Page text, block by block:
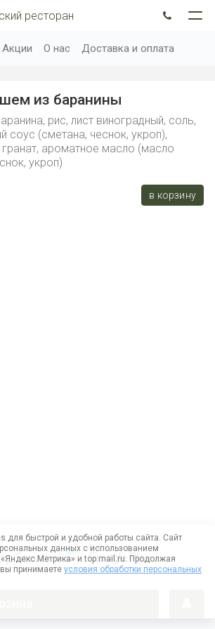
ресторан
О нас Доставка и оплата
из баранины
рис, лист виноградный, соль,
соус (сметана, чеснок, укроп),
ароматное масло (масло
укроп)
в корзину
для быстрой и удобной работы сайта. Сайт
данных с использованием
и top.mail.ru. Продолжая
принимаете условия обработки персональных